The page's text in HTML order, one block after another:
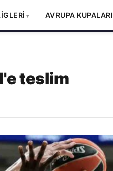
AVRUPA KUPALARI
teslim